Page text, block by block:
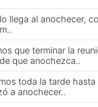
llega al anochecer,
que terminar la
que anochezca..
toda la tarde hasta
a anochecer..